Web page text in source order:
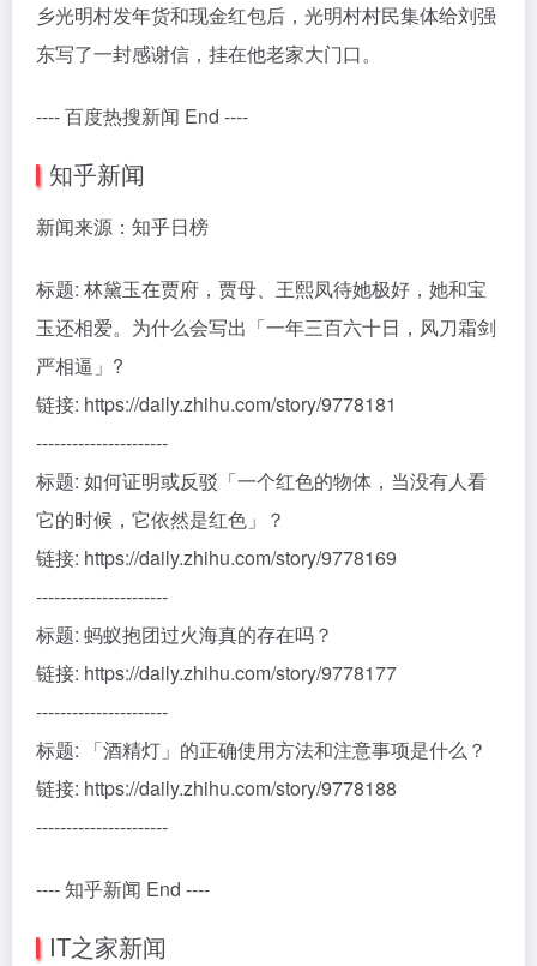
乡光明村发年货和现金红包后，光明村村民集体给刘强
东写了一封感谢信，挂在他老家大门口。
---- 百度热搜新闻 End ----
知乎新闻
新闻来源：知乎日榜
标题: 林黛玉在贾府，贾母、王熙凤待她极好，她和宝
玉还相爱。为什么会写出「一年三百六十日，风刀霜剑
严相逼」?
链接: https://daily.zhihu.com/story/9778181
----------------------
标题: 如何证明或反驳「一个红色的物体，当没有人看
它的时候，它依然是红色」？
链接: https://daily.zhihu.com/story/9778169
----------------------
标题: 蚂蚁抱团过火海真的存在吗？
链接: https://daily.zhihu.com/story/9778177
----------------------
标题: 「酒精灯」的正确使用方法和注意事项是什么？
链接: https://daily.zhihu.com/story/9778188
----------------------
---- 知乎新闻 End ----
IT之家新闻